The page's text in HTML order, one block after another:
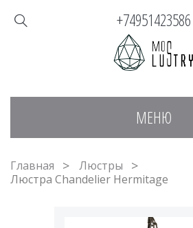
МЕНЮ
+74951423586
Главная
Люстры
Люстра Chandelier Hermitage